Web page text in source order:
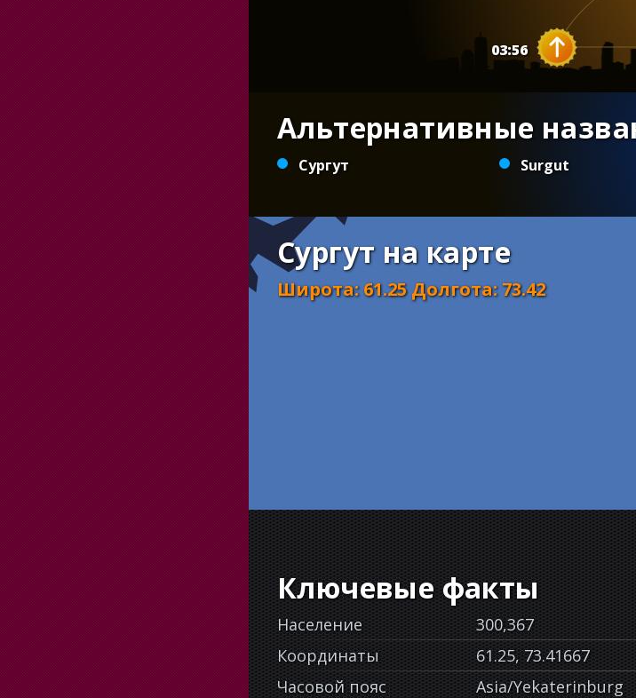
03:56
Альтернативные
Сургут Surgut
Сургут на карте
Широта:61.25 Долгота:73.42
Ключевые факты
Население
300,367
Координаты
61.25, 73.41667
Часовой пояс
Asia/Yekaterinburg